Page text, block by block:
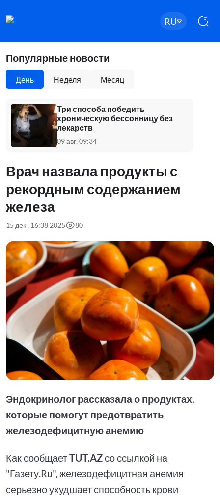
RU
Популярные новости
День Неделя Месяц
Три способа победить
хроническую бессонницу без
лекарств
09 авг, 09:34
Врач назвала продукты с
рекордным содержанием
железа
15 дек , 16:38 2025 80
Эндокринолог рассказала о продуктах,
которые помогут предотвратить
железодефицитную анемию
Как сообщаетTUT.AZсо ссылкой на
"Газету.Ru", железодефицитная анемия
серьезно ухудшает способность крови